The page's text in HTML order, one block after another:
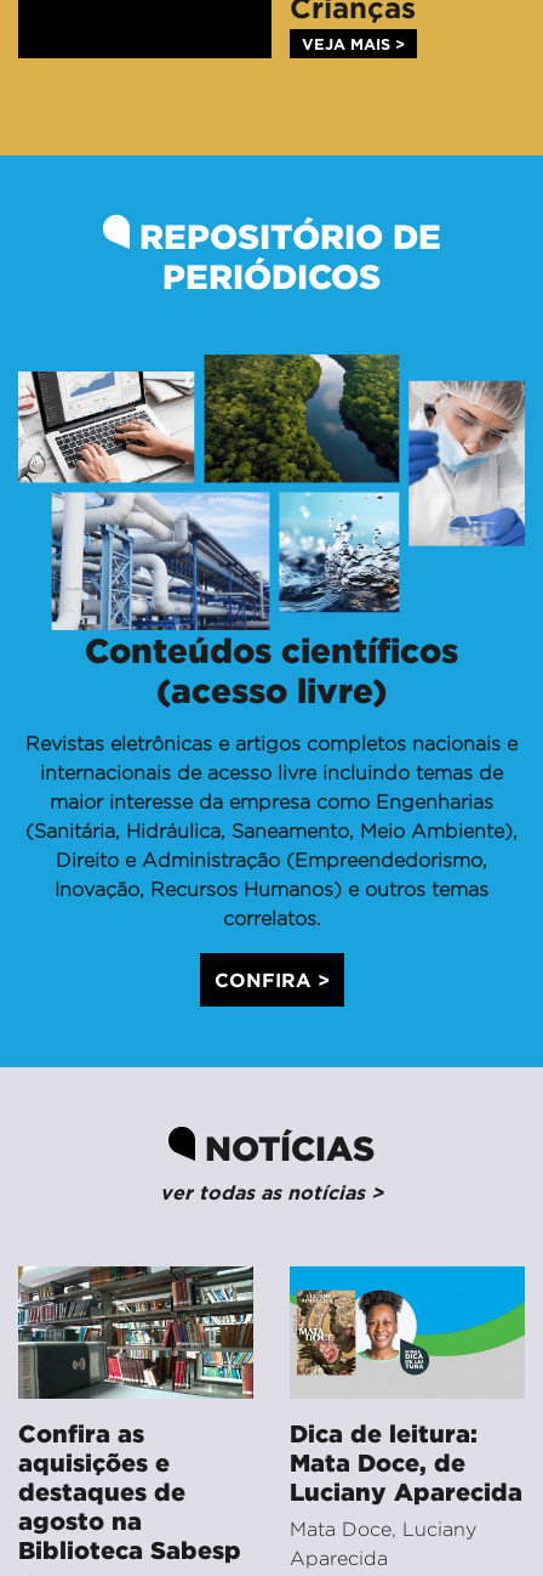
Crianças
VEJA MAIS >
REPOSITÓRIO DE
PERIÓDICOS
Conteúdos científicos
(acesso livre)
Revistas eletrônicas e artigos completos nacionais e
internacionais de acesso livre incluindo temas de
maior interesse da empresa como Engenharias
(Sanitária, Hidráulica, Saneamento, Meio Ambiente),
Direito e Administração (Empreendedorismo,
Inovação, Recursos Humanos) e outros temas
correlatos.
CONFIRA >
NOTÍCIAS
ver todas as notícias >
Confira as
aquisições e
destaques de
agosto na
Biblioteca Sabesp
Dica de leitura:
Mata Doce, de
Luciany Aparecida
Mata Doce, Luciany
Aparecida